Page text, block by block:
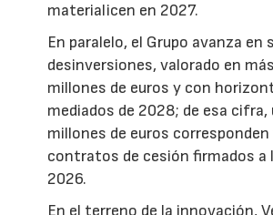
materialicen en 2027.
En paralelo, el Grupo avanza en
desinversiones, valorado en
millones de euros y con
mediados de 2028; de esa cifra,
millones de euros corresponden
contratos de cesión firmados a
2026.
En el terreno de la innovación,